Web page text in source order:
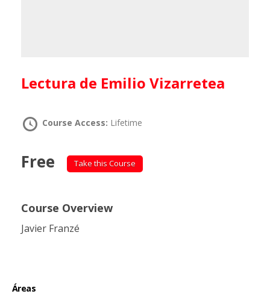
Lectura de Emilio Vizarretea
Course Access: Lifetime
Free Take this Course
Course Overview
Javier Franzé
Áreas